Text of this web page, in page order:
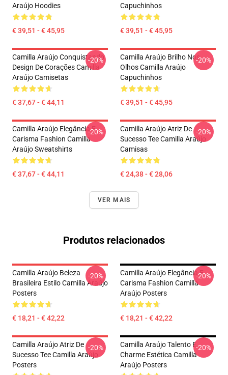
Araújo Hoodies
€ 39,51 - € 45,95
Capuchinhos
€ 39,51 - € 45,95
Camilla Araújo Conquistando
Design De Corações Camilla
Araújo Camisetas
€ 37,67 - € 44,11
-20%
Camilla Araújo Brilho Nos
Olhos Camilla Araújo
Capuchinhos
€ 39,51 - € 45,95
-20%
Camilla Araújo Elegância E
Carisma Fashion Camilla
Araújo Sweatshirts
€ 37,67 - € 44,11
-20%
Camilla Araújo Atriz De
Sucesso Tee Camilla Araújo
Camisas
€ 24,38 - € 28,06
-20%
VER MAIS
Produtos relacionados
Camilla Araújo Beleza
Brasileira Estilo Camilla Araújo
Posters
€ 18,21 - € 42,22
-20%
Camilla Araújo Elegância E
Carisma Fashion Camilla
Araújo Posters
€ 18,21 - € 42,22
-20%
Camilla Araújo Atriz De
Sucesso Tee Camilla Araújo
Posters
-20%
Camilla Araújo Talento E
Charme Estética Camilla
Araújo Posters
-20%